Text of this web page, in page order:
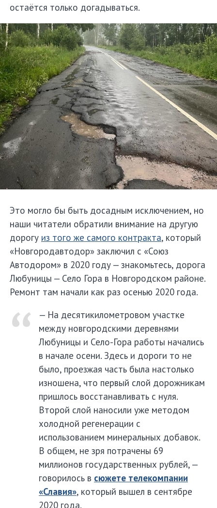
остаётся только догадываться.
Это могло бы быть досадным исключением, но
наши читатели обратили внимание на другую
дорогу из того же самого контракта, который
«Новгородавтодор» заключил с «Союз
Автодором» в 2020 году — знакомьтесь, дорога
Любуницы — Село Гора в Новгородском районе.
Ремонт там начали как раз осенью 2020 года.
— На десятикилометровом участке
между новгородскими деревнями
Любуницы и Село-Гора работы начались
в начале осени. Здесь и дороги то не
было, проезжая часть была настолько
изношена, что первый слой дорожникам
пришлось восстанавливать с нуля.
Второй слой наносили уже методом
холодной регенерации с
использованием минеральных добавок.
В общем, не зря потрачены 69
миллионов государственных рублей, —
говорилось в сюжете телекомпании
«Славия», который вышел в сентябре
2020 года.